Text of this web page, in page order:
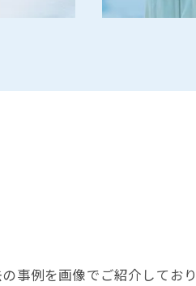
事例を画像でご紹介しており